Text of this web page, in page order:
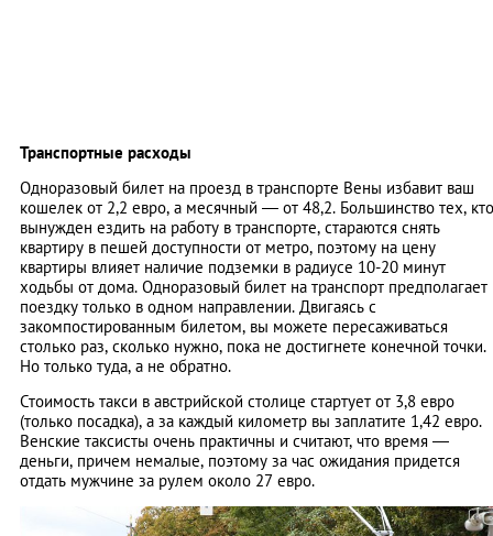
Транспортные расходы
Одноразовый билет на проезд в транспорте Вены избавит ваш
кошелек от 2,2 евро, а месячный — от 48,2. Большинство тех, кто
вынужден ездить на работу в транспорте, стараются снять
квартиру в пешей доступности от метро, поэтому на цену
квартиры влияет наличие подземки в радиусе 10-20 минут
ходьбы от дома. Одноразовый билет на транспорт предполагает
поездку только в одном направлении. Двигаясь с
закомпостированным билетом, вы можете пересаживаться
столько раз, сколько нужно, пока не достигнете конечной точки.
Но только туда, а не обратно.
Стоимость такси в австрийской столице стартует от 3,8 евро
(только посадка), а за каждый километр вы заплатите 1,42 евро.
Венские таксисты очень практичны и считают, что время —
деньги, причем немалые, поэтому за час ожидания придется
отдать мужчине за рулем около 27 евро.